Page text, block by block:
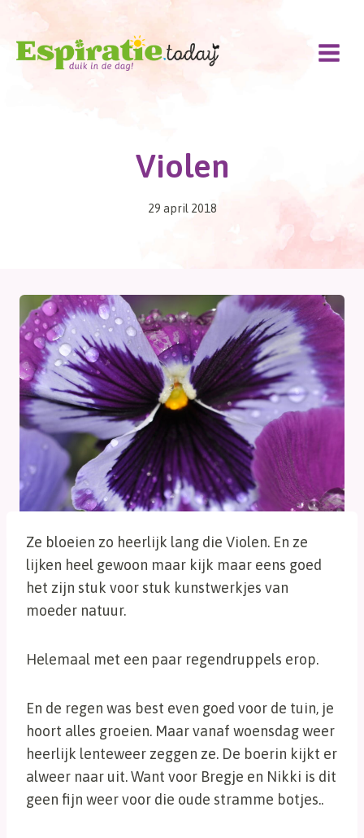
Doorgaan
inhoud
Violen
29 april 2018
Ze bloeien zo heerlijk lang die Violen. En ze
lijken heel gewoon maar kijk maar eens goed
het zijn stuk voor stuk kunstwerkjes van
moeder natuur.
Helemaal met een paar regendruppels erop.
En de regen was best even goed voor de tuin, je
hoort alles groeien. Maar vanaf woensdag weer
heerlijk lenteweer zeggen ze. De boerin kijkt er
alweer naar uit. Want voor Bregje en Nikki is dit
geen fijn weer voor die oude stramme botjes..